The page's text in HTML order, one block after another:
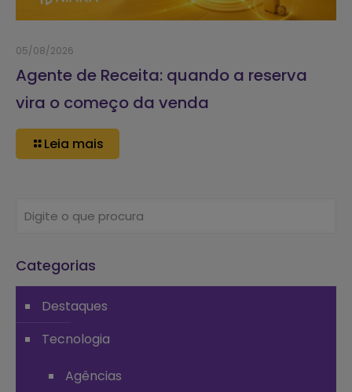
05/08/2026
Agente de Receita: quando a reserva
vira o começo da venda
Leia mais
Categorias
Destaques
Tecnologia
Agências